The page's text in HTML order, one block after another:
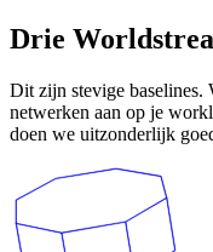
Drie
Dit zijn stevige baselines.
netwerken aan op je
doen we uitzonderlijk